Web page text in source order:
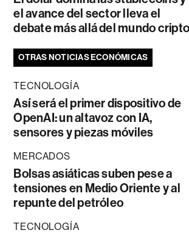
el avance del sector lleva el
debate más allá del mundo cripto
OTRAS NOTICIAS ECONÓMICAS
TECNOLOGÍA
Así será el primer dispositivo de
OpenAI: un altavoz con IA,
sensores y piezas móviles
MERCADOS
Bolsas asiáticas suben pese a
tensiones en Medio Oriente y al
repunte del petróleo
TECNOLOGÍA